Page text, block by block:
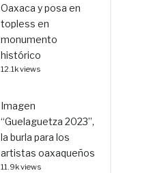
Oaxaca y posa en
topless en
monumento
histórico
12.1k views
Imagen
“Guelaguetza 2023”,
la burla para los
artistas oaxaqueños
11.9k views